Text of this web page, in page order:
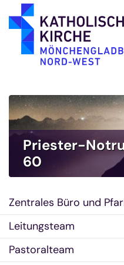
Zum Inhalt springen
Priester-
60
Zentrales Büro und
Leitungsteam
Pastoralteam